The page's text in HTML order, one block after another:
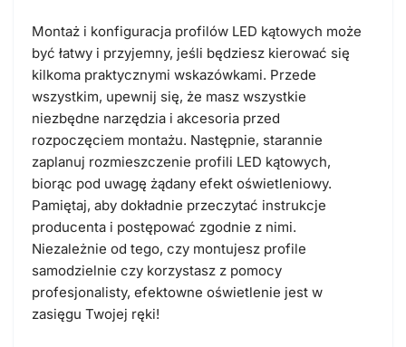
Montaż i konfiguracja profilów LED kątowych może
być łatwy i przyjemny, jeśli będziesz kierować się
kilkoma praktycznymi wskazówkami. Przede
wszystkim, upewnij się, że masz wszystkie
niezbędne narzędzia i akcesoria przed
rozpoczęciem montażu. Następnie, starannie
zaplanuj rozmieszczenie profili LED kątowych,
biorąc pod uwagę żądany efekt oświetleniowy.
Pamiętaj, aby dokładnie przeczytać instrukcje
producenta i postępować zgodnie z nimi.
Niezależnie od tego, czy montujesz profile
samodzielnie czy korzystasz z pomocy
profesjonalisty, efektowne oświetlenie jest w
zasięgu Twojej ręki!